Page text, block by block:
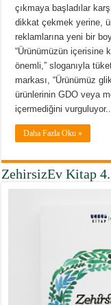
çıkmaya başladılar
dikkat çekmek yerine,
reklamlarına yeni bir
“Ürünümüzün içerisine
önemli,” sloganıyla
markası, “Ürünümüz
ürünlerinin GDO veya
içermediğini
Daha Fazla Oku »
ZehirsizEv Kitap 4.